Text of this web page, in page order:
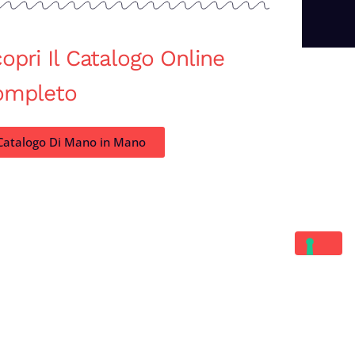
Il Catalogo Online
Di Mano in Mano